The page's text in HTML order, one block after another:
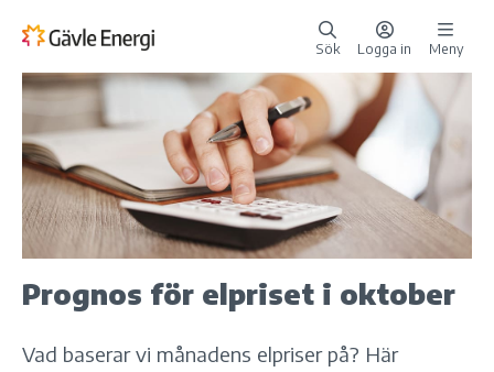
Sök Logga in Meny
Prognos för elpriset i oktober
Vad baserar vi månadens elpriser på? Här